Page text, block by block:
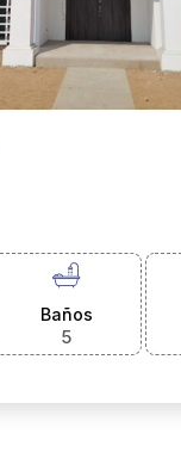
Baños
5